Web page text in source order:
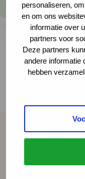
personaliseren,
en om ons
informatie over
partners voor
Deze partners
andere informatie
hebben
Daan maakte
FA op de kaart
Spierziekten
Contact